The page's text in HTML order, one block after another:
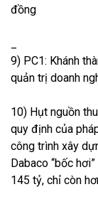
đồng
9) PC1: Khánh
quản trị doanh
10) Hụt nguồn
quy định của
công trình xây
Dabaco “bốc
145 tỷ, chỉ còn